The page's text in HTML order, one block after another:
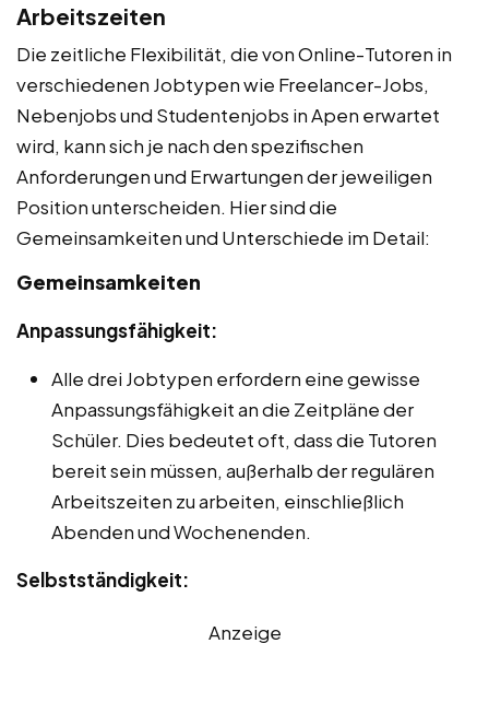
Arbeitszeiten
Die zeitliche Flexibilität, die von Online-Tutoren in
verschiedenen Jobtypen wie Freelancer-Jobs,
Nebenjobs und Studentenjobs in Apen erwartet
wird, kann sich je nach den spezifischen
Anforderungen und Erwartungen der jeweiligen
Position unterscheiden. Hier sind die
Gemeinsamkeiten und Unterschiede im Detail:
Gemeinsamkeiten
Anpassungsfähigkeit:
Alle drei Jobtypen erfordern eine gewisse
Anpassungsfähigkeit an die Zeitpläne der
Schüler. Dies bedeutet oft, dass die Tutoren
bereit sein müssen, außerhalb der regulären
Arbeitszeiten zu arbeiten, einschließlich
Abenden und Wochenenden.
Selbstständigkeit:
Anzeige